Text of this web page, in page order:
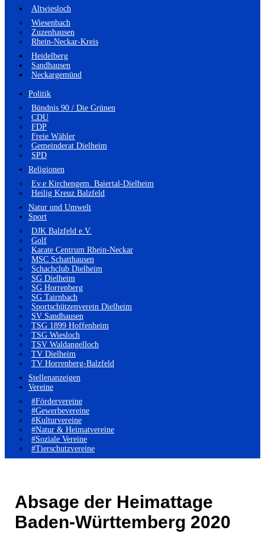
Altwiesloch
Wiesenbach
Zuzenhausen
Rhein-Neckar-Kreis
Heidelberg
Sandhausen
Neckargemünd
Politik
Bündnis 90 / Die Grünen
CDU
FDP
Freie Wähler
Gemeinderat Dielheim
SPD
Religionen
Ev.e Kirchengem. Baiertal-Dielheim
Heilig Kreuz Balzfeld
Natur und Umwelt
Sport
DJK Balzfeld e.V.
Golf
Karate Centrum Rhein-Neckar
MSC Schatthausen
Schachclub Dielheim
SG Dielheim
SG Horrenberg
SG Tairnbach
Sportschützenverein Dielheim
SV Sandhausen
TSG 1899 Hoffenheim
TSG Wiesloch
TSV Waldangelloch
TV Dielheim
TV Horrenberg-Balzfeld
Stellenanzeigen
Vereine
#Fördervereine
#Gewerbevereine
#Kulturvereine
#Natur & Heimatvereine
#Soziale Vereine
#Tierschutzvereine
Absage der Heimattage
Baden-Württemberg 2020